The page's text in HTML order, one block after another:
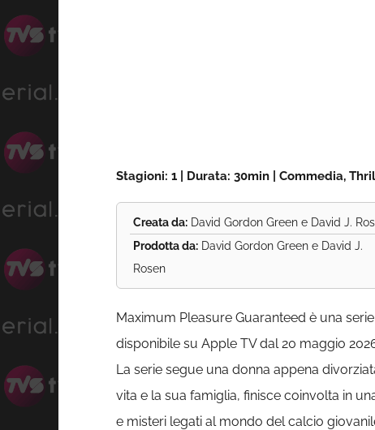
Stagioni: 1 | Durata: 30min | Commedia,
Creata da:David Gordon Green e David J.
Prodotta da:David Gordon Green e David J.
Rosen
Maximum Pleasure Guaranteed è una
disponibile su Apple TV dal 20 maggio
La serie segue una donna appena
vita e la sua famiglia, finisce coinvolta in
e misteri legati al mondo del calcio